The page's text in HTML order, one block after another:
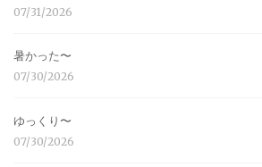
07/31/2026
暑かった〜
07/30/2026
ゆっくり〜
07/30/2026